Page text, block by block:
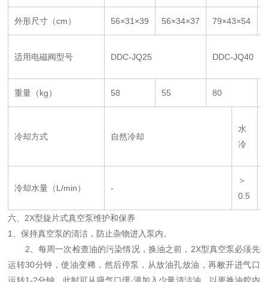
外形尺寸（cm） 56×31×39 56×34×37 79×43×54
适用电磁阀型号 DDC-JQ25 DDC-JQ40
重量（kg） 58 55 80
冷却方式 自然冷却
水
冷
冷却水量（L/min） -
＞
0.5
六、2X型旋片式真空泵维护和保养
1、保持真空泵的清洁，防止杂物进入泵内。
2、每周一次检查油的污染情况，换油之前，2X型真空泵必须先
运转30分钟，使油变稀，然后停泵，从放油孔放油，再敝开进气口
运转1-2分钟，此时可从吸气口缓·漫加入少量清洁油，以更换油腔内